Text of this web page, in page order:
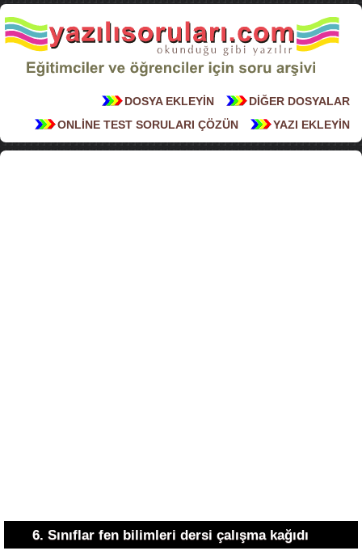
DİĞER DOSYALAR
DOSYA EKLEYİN
YAZI EKLEYİN
ONLİNE TEST SORULARI ÇÖZÜN
6. Sınıflar fen bilimleri dersi çalışma kağıdı